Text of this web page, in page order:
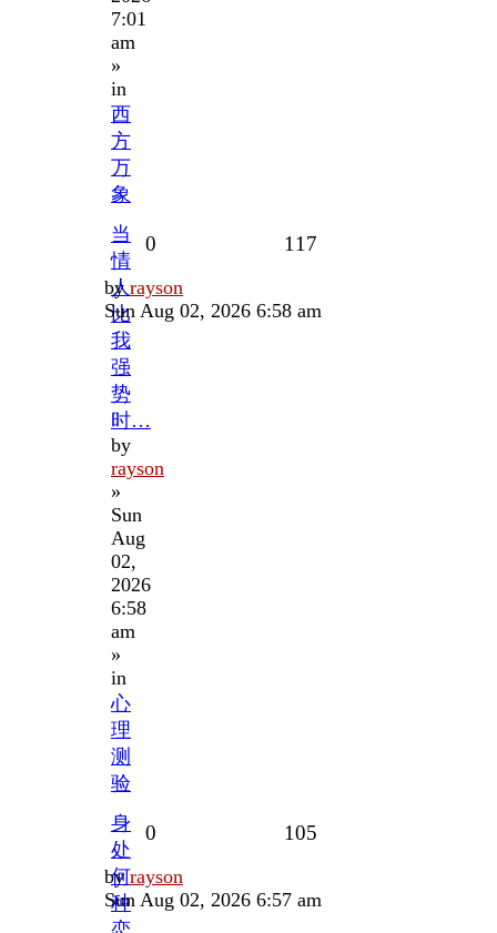
7:01
am
»
in
西
方
万
象
当
情
人
比
我
强
势
时…
by
rayson
»
Sun
Aug
02,
2026
6:58
am
»
in
心
理
测
验
0 117
Last
post
byrayson
Sun Aug 02, 2026 6:58 am
身
处
何
种
0 105
Last
post
byrayson
Sun Aug 02, 2026 6:57 am